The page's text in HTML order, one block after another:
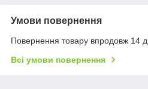
Умови повернення
Повернення товару впродовж 14
Всі умови повернення